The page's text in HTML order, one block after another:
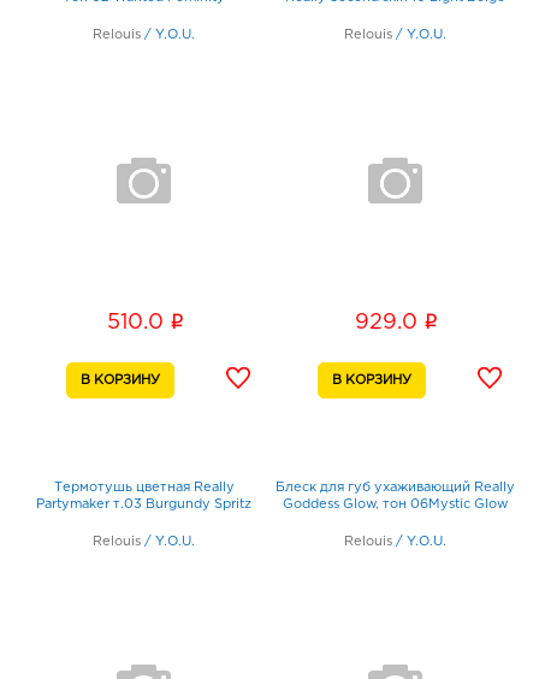
Relouis / Y.O.U.
510.0 i
Relouis / Y.O.U.
929.0 i
Термотушь цветная Really
Partymaker т.03 Burgundy Spritz
Relouis / Y.O.U.
Блеск для губ ухаживающий Really
Goddess Glow, тон 06Mystic Glow
Relouis / Y.O.U.